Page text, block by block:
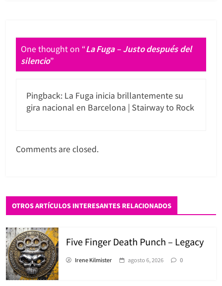
One thought on “La Fuga – Justo después del
silencio”
Pingback: La Fuga inicia brillantemente su
gira nacional en Barcelona | Stairway to Rock
Comments are closed.
OTROS ARTÍCULOS INTERESANTES RELACIONADOS
Five Finger Death Punch – Legacy
Irene Kilmister agosto 6, 2026 0